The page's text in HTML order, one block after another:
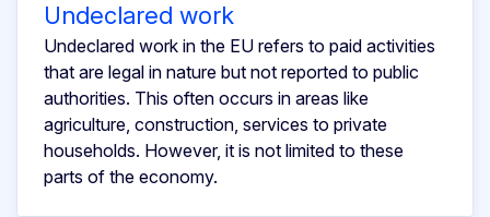
Undeclared work
Undeclared work in the EU refers to paid activities
that are legal in nature but not reported to public
authorities. This often occurs in areas like
agriculture, construction, services to private
households. However, it is not limited to these
parts of the economy.